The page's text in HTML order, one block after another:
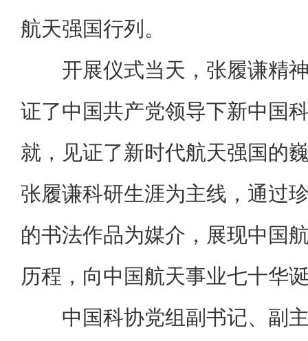
航天强国行列。
开展仪式当天，张履谦精
证了中国共产党领导下新中国
就，见证了新时代航天强国的
张履谦科研生涯为主线，通过
的书法作品为媒介，展现中国
历程，向中国航天事业七十华
中国科协党组副书记、副